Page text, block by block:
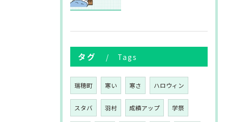
タグ Tags
瑞穂町 寒い 寒さ ハロウィン
スタバ 羽村 成績アップ 学祭